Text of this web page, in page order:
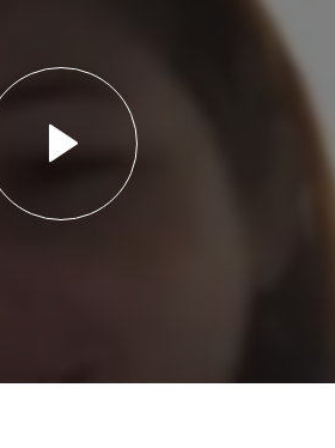
Lancer la vidéo -